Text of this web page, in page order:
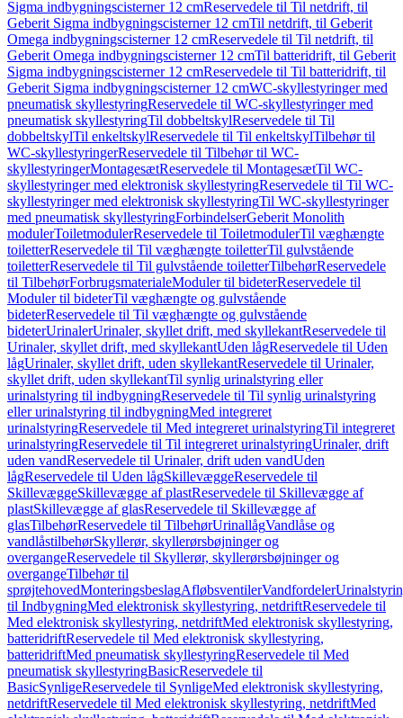
Sigma indbygningscisterner 12 cmReservedele til Til netdrift, til
Geberit Sigma indbygningscisterner 12 cmTil netdrift, til Geberit
Omega indbygningscisterner 12 cmReservedele til Til netdrift, til
Geberit Omega indbygningscisterner 12 cmTil batteridrift, til Geberit
Sigma indbygningscisterner 12 cmReservedele til Til batteridrift, til
Geberit Sigma indbygningscisterner 12 cmWC-skyllestyringer med
pneumatisk skyllestyringReservedele til WC-skyllestyringer med
pneumatisk skyllestyringTil dobbeltskylReservedele til Til
dobbeltskylTil enkeltskylReservedele til Til enkeltskylTilbehør til
WC-skyllestyringerReservedele til Tilbehør til WC-
skyllestyringerMontagesætReservedele til MontagesætTil WC-
skyllestyringer med elektronisk skyllestyringReservedele til Til WC-
skyllestyringer med elektronisk skyllestyringTil WC-skyllestyringer
med pneumatisk skyllestyringForbindelserGeberit Monolith
modulerToiletmodulerReservedele til ToiletmodulerTil væghængte
toiletterReservedele til Til væghængte toiletterTil gulvstående
toiletterReservedele til Til gulvstående toiletterTilbehørReservedele
til TilbehørForbrugsmaterialeModuler til bideterReservedele til
Moduler til bideterTil væghængte og gulvstående
bideterReservedele til Til væghængte og gulvstående
bideterUrinalerUrinaler, skyllet drift, med skyllekantReservedele til
Urinaler, skyllet drift, med skyllekantUden lågReservedele til Uden
lågUrinaler, skyllet drift, uden skyllekantReservedele til Urinaler,
skyllet drift, uden skyllekantTil synlig urinalstyring eller
urinalstyring til indbygningReservedele til Til synlig urinalstyring
eller urinalstyring til indbygningMed integreret
urinalstyringReservedele til Med integreret urinalstyringTil integreret
urinalstyringReservedele til Til integreret urinalstyringUrinaler, drift
uden vandReservedele til Urinaler, drift uden vandUden
lågReservedele til Uden lågSkillevæggeReservedele til
SkillevæggeSkillevægge af plastReservedele til Skillevægge af
plastSkillevægge af glasReservedele til Skillevægge af
glasTilbehørReservedele til TilbehørUrinallågVandlåse og
vandlåstilbehørSkyllerør, skyllerørsbøjninger og
overgangeReservedele til Skyllerør, skyllerørsbøjninger og
overgangeTilbehør til
sprøjtehovedMonteringsbeslagAfløbsventilerVandfordeler
til IndbygningMed elektronisk skyllestyring, netdriftReservedele til
Med elektronisk skyllestyring, netdriftMed elektronisk skyllestyring,
batteridriftReservedele til Med elektronisk skyllestyring,
batteridriftMed pneumatisk skyllestyringReservedele til Med
pneumatisk skyllestyringBasicReservedele til
BasicSynligeReservedele til SynligeMed elektronisk skyllestyring,
netdriftReservedele til Med elektronisk skyllestyring, netdriftMed